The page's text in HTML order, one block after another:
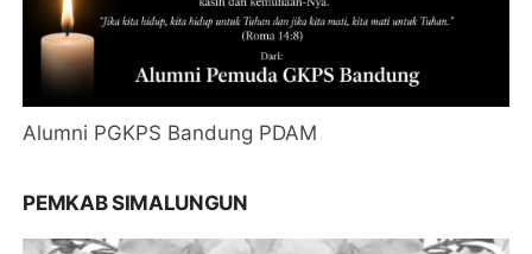
Alumni PGKPS Bandung PDAM
PEMKAB SIMALUNGUN